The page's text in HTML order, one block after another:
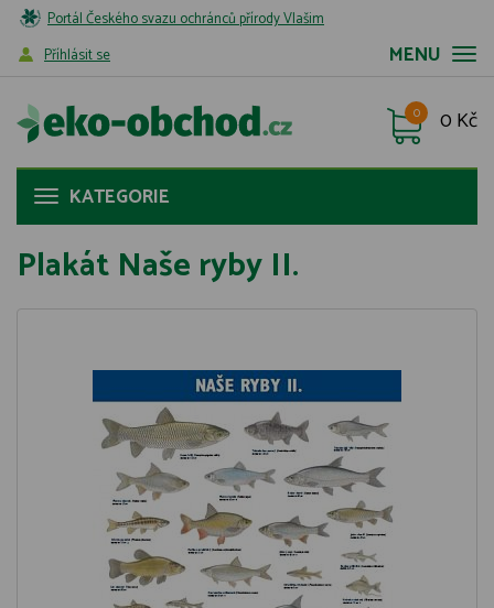
Portál Českého svazu ochránců přírody Vlašim
MENU
Příhlásit se
0 Kč
0
KATEGORIE
Plakát Naše ryby II.